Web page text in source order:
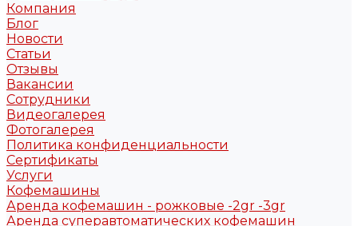
Компания
Блог
Новости
Статьи
Отзывы
Вакансии
Сотрудники
Видеогалерея
Фотогалерея
Политика конфиденциальности
Сертификаты
Услуги
Кофемашины
Аренда кофемашин - рожковые -2gr -3gr
Аренда суперавтоматических кофемашин